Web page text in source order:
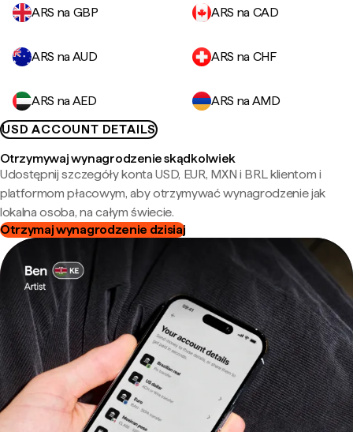
ARS na GBP ARS na CAD
ARS na AUD ARS na CHF
ARS na AED
ARS na AMD
USD ACCOUNT DETAILS
Otrzymywaj wynagrodzenie skądkolwiek
Udostępnij szczegóły konta USD, EUR, MXN i BRL klientom i
platformom płacowym, aby otrzymywać wynagrodzenie jak
lokalna osoba, na całym świecie.
Otrzymaj wynagrodzenie dzisiaj